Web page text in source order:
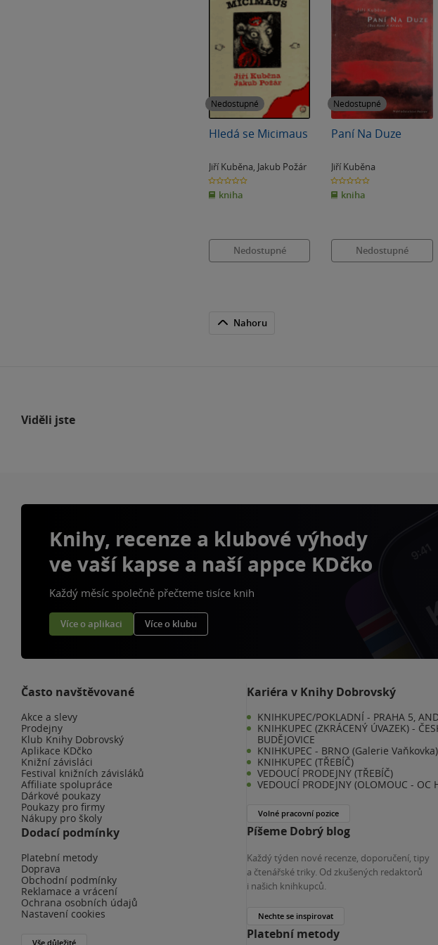
Nedostupné
Hledá se Micimaus
Jiří Kuběna, Jakub Požár
0.0
z
5
hvězdiček
kniha
Nedostupné
Nedostupné
Paní Na Duze
Jiří Kuběna
0.0
z
5
hvězdiček
kniha
Nedostupné
Nahoru
Viděli jste
Knihy, recenze a klubové výhody
ve vaší kapse a naší appce KDčko
Každý měsíc společně přečteme tisíce knih
Více o aplikaci Více o klubu
Často navštěvované
Akce a slevy
Prodejny
Klub Knihy Dobrovský
Aplikace KDčko
Knižní závisláci
Festival knižních závisláků
Affiliate spolupráce
Dárkové poukazy
Poukazy pro firmy
Nákupy pro školy
Dodací podmínky
Platební metody
Doprava
Obchodní podmínky
Reklamace a vrácení
Ochrana osobních údajů
Nastavení cookies
Vše důležité
Kariéra v Knihy Dobrovský
KNIHKUPEC/POKLADNÍ - PRAHA 5,
KNIHKUPEC (ZKRÁCENÝ ÚVAZEK) -
BUDĚJOVICE
KNIHKUPEC - BRNO (Galerie Vaňkovka)
KNIHKUPEC (TŘEBÍČ)
VEDOUCÍ PRODEJNY (TŘEBÍČ)
VEDOUCÍ PRODEJNY (OLOMOUC - OC
Volné pracovní pozice
Píšeme Dobrý blog
Každý týden nové recenze, doporučení, tipy
a čtenářské triky. Od zkušených redaktorů
i našich knihkupců.
Nechte se inspirovat
Platební metody